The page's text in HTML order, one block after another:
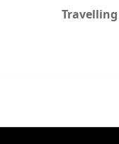
Travelling